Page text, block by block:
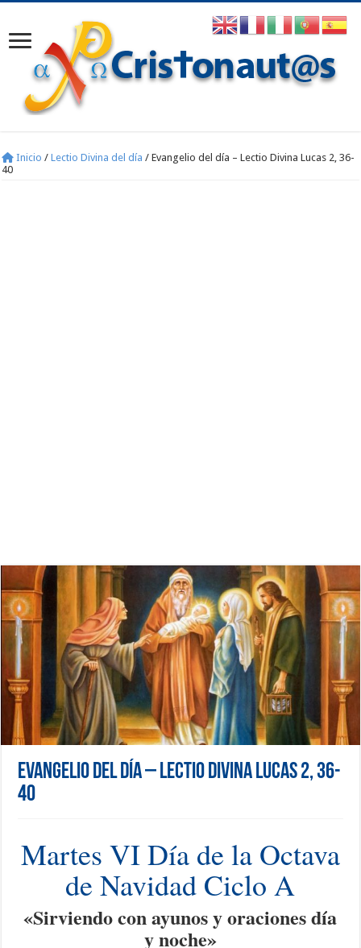
Inicio / Lectio Divina del día / Evangelio del día – Lectio Divina Lucas 2, 36-
40
Evangelio del día – Lectio Divina Lucas 2, 36-
40
Martes VI Día de la Octava
de Navidad Ciclo A
«Sirviendo con ayunos y oraciones día
y noche»